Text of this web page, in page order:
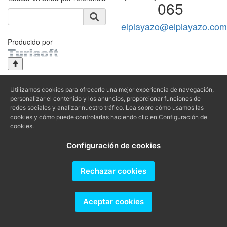
065
elplayazo@elplayazo.com
Producido por
Utilizamos cookies para ofrecerle una mejor experiencia de navegación,
personalizar el contenido y los anuncios, proporcionar funciones de
redes sociales y analizar nuestro tráfico. Lea sobre cómo usamos las
cookies y cómo puede controlarlas haciendo clic en Configuración de
cookies.
Configuración de cookies
Rechazar cookies
Aceptar cookies